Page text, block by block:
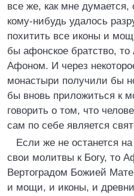
все же, как мне
кому-нибудь удалось
похитить все иконы и
бы афонское братство,
Афоном. И через
монастыри получили бы
бы вновь приложиться к
говорить о том, что
сам по себе является
Если же не останется
свои молитвы к Богу, то
Вертоградом Божией
и мощи, и иконы, и